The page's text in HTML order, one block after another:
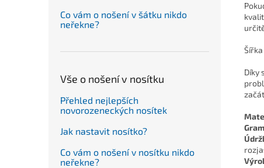
Co vám o nošení v šátku nikdo
neřekne?
Vše o nošení v nosítku
Přehled nejlepších
novorozeneckých nosítek
Jak nastavit nosítko?
Co vám o nošení v nosítku nikdo
neřekne?
Díky